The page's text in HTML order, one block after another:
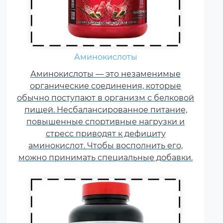
Аминокислоты
Аминокислоты — это незаменимые
органические соединения, которые
обычно поступают в организм с белковой
пищей. Несбалансированное питание,
повышенные спортивные нагрузки и
стресс приводят к дефициту
аминокислот. Чтобы восполнить его,
можно принимать специальные добавки.
Жиросжигатели относятся к
добавок, которые способствуют
улучшению результатов
тренировок и помогают
избавляться от лишнего жира,
используя его в качестве
дополнительного источника
энергии.